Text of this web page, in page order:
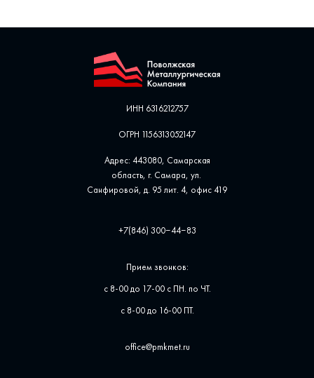
ИНН 6316212757
ОГРН 1156313052147
Адрес: 443080, Самарская
область, г. Самара, ул. ​
Санфировой, д. 95 лит. 4, офис ​419
+7(846) 300‒44‒83
Прием звонков:
с 8-00 до 17-00 с ПН. по ЧТ.
с 8-00 до 16-00 ПТ.
office@pmkmet.ru